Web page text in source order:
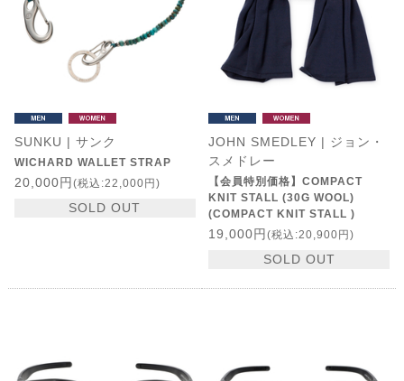
SUNKU | サンク
WICHARD WALLET STRAP
20,000円 (税込:22,000円)
SOLD OUT
JOHN SMEDLEY | ジョン・
スメドレー
【会員特別価格】COMPACT
KNIT STALL (30G WOOL)
(COMPACT KNIT STALL )
19,000円 (税込:20,900円)
SOLD OUT